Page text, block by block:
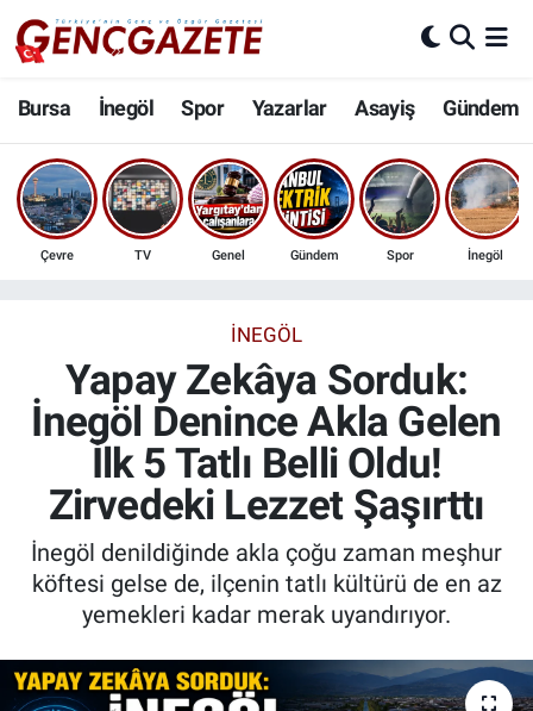
Bursa İnegöl Spor Yazarlar Asayiş Gündem
Çevre TV Genel Gündem Spor İnegöl
İNEGÖL
Yapay Zekâya Sorduk:
İnegöl Denince Akla Gelen
İlk 5 Tatlı Belli Oldu!
Zirvedeki Lezzet Şaşırttı
İnegöl denildiğinde akla çoğu zaman meşhur
köftesi gelse de, ilçenin tatlı kültürü de en az
yemekleri kadar merak uyandırıyor.
Bursa
İnegöl
3.SAYFA
Ekonomi
Güncel
İnanç
Kadın & Aile
Sağlık
Nöbetçi Eczaneler
Hava Durumu
Trafik Durumu
Son Dakika Haberleri
Haber Arşivi